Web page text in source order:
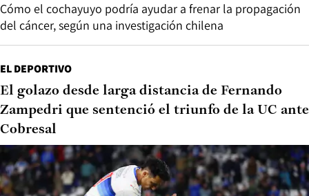
Cómo el cochayuyo podría ayudar a frenar la propagación
del cáncer, según una investigación chilena
EL DEPORTIVO
El golazo desde larga distancia de Fernando
Zampedri que sentenció el triunfo de la UC ante
Cobresal